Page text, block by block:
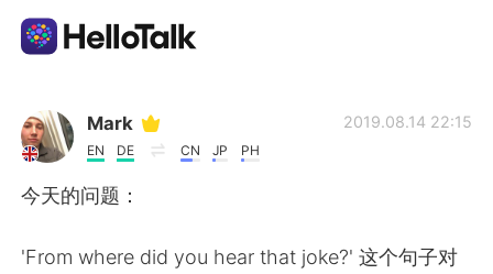
แอปแลกเปลี่ยนทางภาษา
AI Grammar Checker
Mark
EN DE CN JP PH
2019.08.14 22:15
今天的问题：
'From where did you hear that joke?' 这个句子对